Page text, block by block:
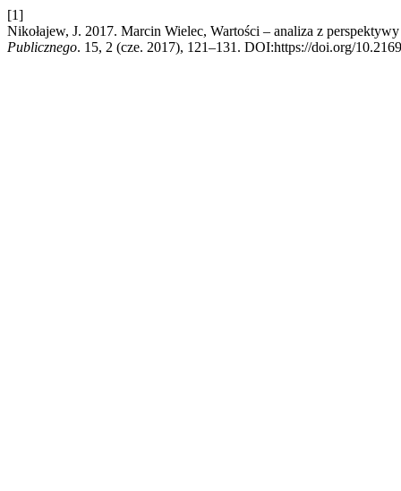
[1]
Nikołajew, J. 2017. Marcin Wielec, Wartości – analiza z
Publicznego. 15, 2 (cze. 2017), 121–131. DOI:https://doi.org/